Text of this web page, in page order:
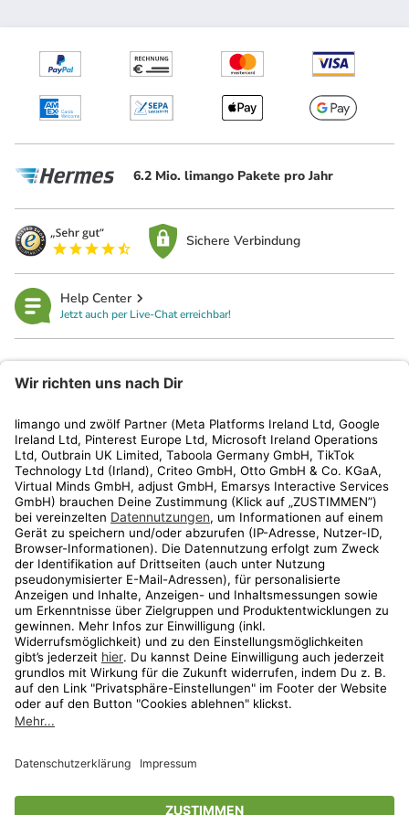
6.2 Mio. limango Pakete pro Jahr
Sichere Verbindung
Help Center
Jetzt auch per Live-Chat erreichbar!
Kundenservice
Shop
Aktionen
Travel